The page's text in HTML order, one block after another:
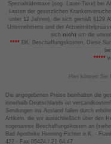
Spezialitätentaxe (sog. Lauer-Taxe) bei
Lasten der gesetzlichen
unter 12 Jahren), die sich gemäß §129
Unternehmens und der
sich nicht um die
****BK: Beschaffungskosten. Diese
*****
Hier können Sie
Die angegebenen Preise beinhalten die
innerhalb Deutschlands ist
Sendungen ins Ausland fallen durch
Artikeln, die wir ausschließlich über den
sogenannte Beschaffungskosten an
Bad Apotheke Henning Fichter e.K. -
422 - Fax 05424 / 21 64 47